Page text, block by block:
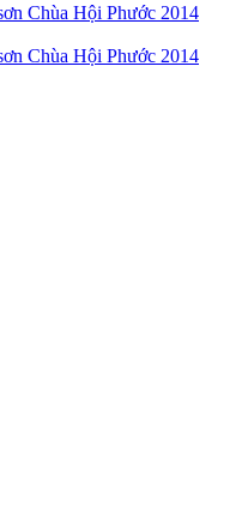
Chùa Hội Phước 2014
Chùa Hội Phước 2014